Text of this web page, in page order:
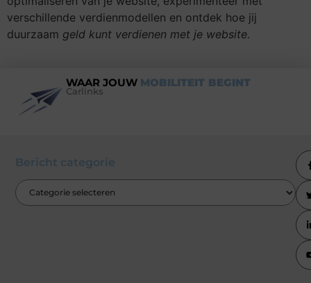
verschillende verdienmodellen en ontdek hoe jij
duurzaam geld kunt verdienen met je website.
WAAR JOUW MOBILITEIT BEGINT
Carlinks
Bericht categorie